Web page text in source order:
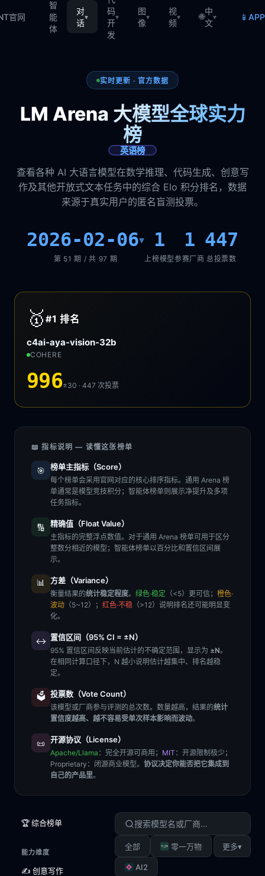
官网
智
能
体
对
话
▾
码
开
发
▾
图
像
▾
视
频
▾ 🌐
中
文
▾ 📱
实时更新 · 官方数据
LM Arena 大模型全球实力
榜
英语榜
查看各种 AI 大语言模型在数学推理、代码生成、创意写
作及其他开放式文本任务中的综合 Elo 积分排名，数据
来源于真实用户的匿名盲测投票。
2026-02-06▾
第 51 期 / 共 97 期
1
上榜模型
1
参赛厂商
447
总投票数
🥇 #1排名
c4ai-aya-vision-32b
COHERE
996±30 · 447 次投票
📖 指标说明 — 读懂这张榜单
🎯 榜单主指标（Score）
每个榜单会采用官网对应的核心排序指标。通用 Arena 榜
单通常是模型竞技积分；智能体榜单则展示净提升及多项
任务指标。
🔢 精确值（Float Value）
主指标的完整浮点数值。对于通用 Arena 榜单可用于区分
整数分相近的模型；智能体榜单以百分比和置信区间展
示。
📊 方差（Variance）
衡量结果的统计稳定程度。 绿色·稳定 （<5）更可信； 橙色·
波动 （5~12）； 红色·不稳 （>12）说明排名还可能明显变
化。
↔️ 置信区间（95% CI = ±N）
95% 置信区间反映当前估计的不确定范围，显示为 ±N。
在相同计算口径下，N 越小说明估计越集中、排名越稳
定。
🗳️ 投票数（Vote Count）
该模型或厂商参与评测的总次数。数量越高，结果的统计
置信度越高、越不容易受单次样本影响而波动。
📜 开源协议（License）
Apache/Llama ：完全开源可商用； MIT ：开源限制极少；
Proprietary ：闭源商业模型。 协议决定你能否把它集成到
自己的产品里。
🏆 综合榜单
能力维度
✍️ 创意写作
全部 零一万物
AI2
更多▾